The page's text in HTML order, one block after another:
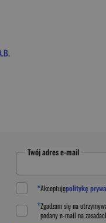
Twój adres e-mail
*Akceptujępolitykę
*Zgadzam się na
podanye-mail na